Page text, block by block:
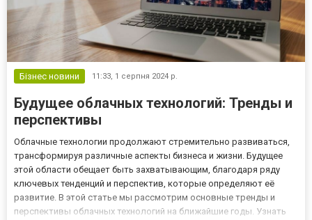
Бізнес новини 11:33, 1 серпня 2024 р.
Будущее облачных технологий: Тренды и
перспективы
Облачные технологии продолжают стремительно развиваться,
трансформируя различные аспекты бизнеса и жизни. Будущее
этой области обещает быть захватывающим, благодаря ряду
ключевых тенденций и перспектив, которые определяют её
развитие. В этой статье мы рассмотрим основные тренды и
перспективы облачных технологий на ближайшие годы. Узнать